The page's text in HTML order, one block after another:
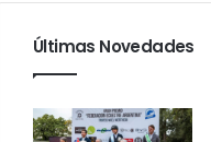
Últimas Novedades